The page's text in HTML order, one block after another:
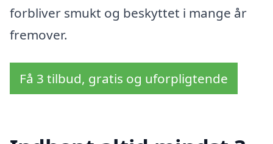
forbliver smukt og beskyttet i mange år
fremover.
Få 3 tilbud, gratis og uforpligtende